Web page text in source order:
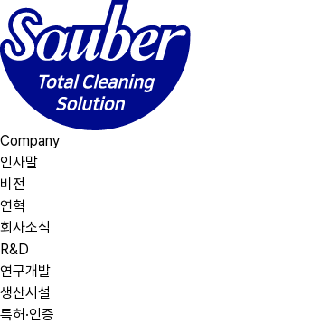
Company
인사말
비전
연혁
회사소식
R&D
연구개발
생산시설
특허·인증